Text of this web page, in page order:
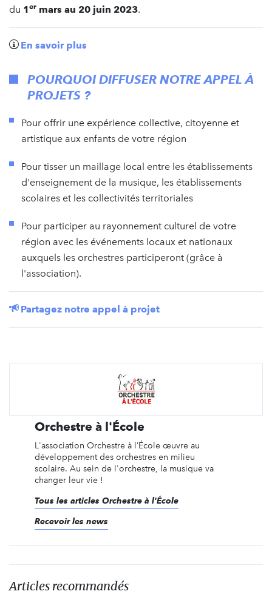
du 1er mars au 20 juin 2023.
En savoir plus
POURQUOI DIFFUSER NOTRE APPEL À
PROJETS ?
Pour offrir une expérience collective, citoyenne et
artistique aux enfants de votre région
Pour tisser un maillage local entre les établissements
d'enseignement de la musique, les établissements
scolaires et les collectivités territoriales
Pour participer au rayonnement culturel de votre
région avec les événements locaux et nationaux
auxquels les orchestres participeront (grâce à
l'association).
Partagez notre appel à projet
Orchestre à l'École
L'association Orchestre à l’École œuvre au
développement des orchestres en milieu
scolaire. Au sein de l'orchestre, la musique va
changer leur vie !
Tous les articles Orchestre à l'École
Recevoir les news
Articles recommandés